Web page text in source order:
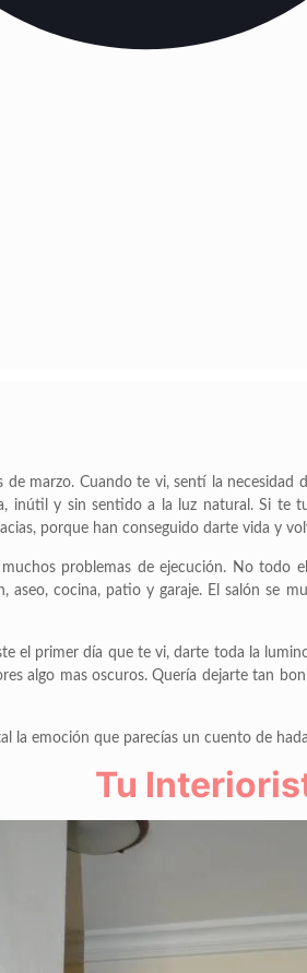
marzo. Cuando te vi, sentí la
inútil y sin sentido a la luz natural. Si te
porque han conseguido darte vida y
problemas de ejecución. No todo
aseo, cocina, patio y garaje. El salón se
el primer día que te vi, darte toda la
algo mas oscuros. Quería dejarte tan
la emoción que parecías un cuento de
Tu